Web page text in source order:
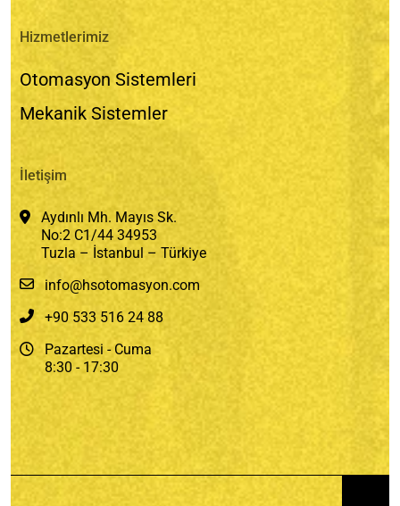
Hizmetlerimiz
Otomasyon Sistemleri
Mekanik Sistemler
İletişim
Aydınlı Mh. Mayıs Sk.
No:2 C1/44 34953
Tuzla – İstanbul – Türkiye
info@hsotomasyon.com
+90 533 516 24 88
Pazartesi - Cuma
8:30 - 17:30